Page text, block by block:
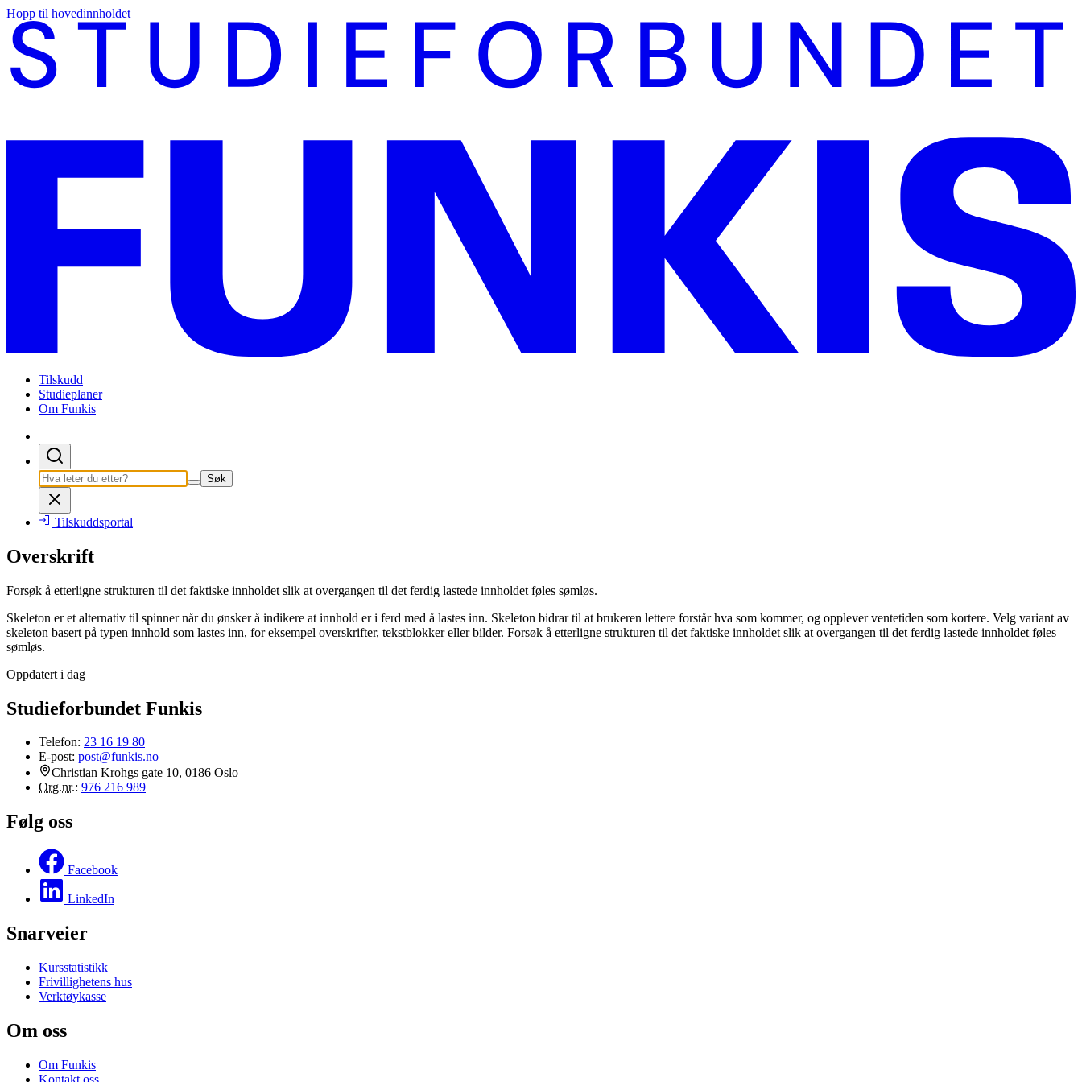
Hopp til hovedinnholdet
Tilskudd
Studieplaner
Om Funkis
Søk
Tilskuddsportal
Overskrift
Forsøk å etterligne strukturen til det faktiske innholdet slik at overgangen til det ferdig lastede innholdet føles sømløs.
Skeleton er et alternativ til spinner når du ønsker å indikere at innhold er i ferd med å lastes inn. Skeleton bidrar til at brukeren lettere forstår hva som kommer, og opplever ventetiden som kortere. Velg variant av
skeleton basert på typen innhold som lastes inn, for eksempel overskrifter, tekstblokker eller bilder. Forsøk å etterligne strukturen til det faktiske innholdet slik at overgangen til det ferdig lastede innholdet føles
sømløs.
Oppdatert i dag
Studieforbundet Funkis
Telefon: 23 16 19 80
E-post: post@funkis.no
Christian Krohgs gate 10, 0186 Oslo
Org.nr.: 976 216 989
Følg oss
Facebook
LinkedIn
Snarveier
Kursstatistikk
Frivillighetens hus
Verktøykasse
Om oss
Om Funkis
Kontakt oss